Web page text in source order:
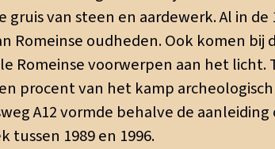
van steen en aardewerk. Al in de
Romeinse oudheden. Ook komen bij
Romeinse voorwerpen aan het licht.
procent van het kamp
A12 vormde behalve de
tussen 1989 en 1996.